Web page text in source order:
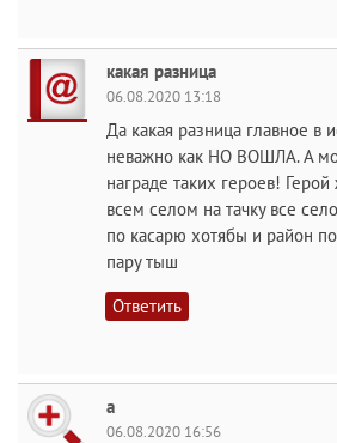
какая разница
06.08.2020 13:18
Да какая разница главное в
неважно как НО ВОШЛА. А
награде таких героев!
всем селом на тачку все
по касарю хотябы и район
пару тыш
Ответить
а
06.08.2020 16:56